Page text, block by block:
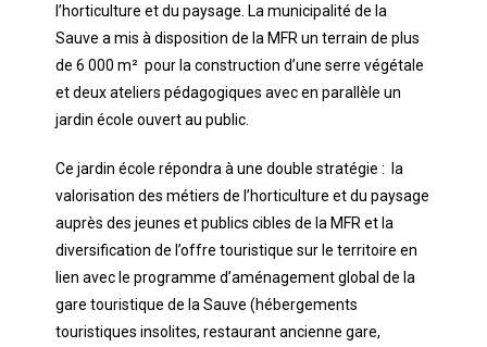
l’horticulture et du paysage. La municipalité de la
Sauve a mis à disposition de la MFR un terrain de plus
de 6 000 m² pour la construction d’une serre végétale
et deux ateliers pédagogiques avec en parallèle un
jardin école ouvert au public.
Ce jardin école répondra à une double stratégie : la
valorisation des métiers de l’horticulture et du paysage
auprès des jeunes et publics cibles de la MFR et la
diversification de l’offre touristique sur le territoire en
lien avec le programme d’aménagement global de la
gare touristique de la Sauve (hébergements
touristiques insolites, restaurant ancienne gare,